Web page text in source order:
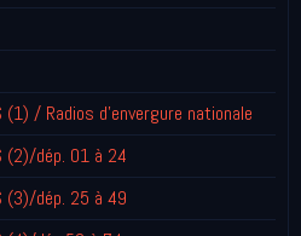
(1) / Radios d'envergure nationale
(2)/dép. 01 à 24
(3)/dép. 25 à 49